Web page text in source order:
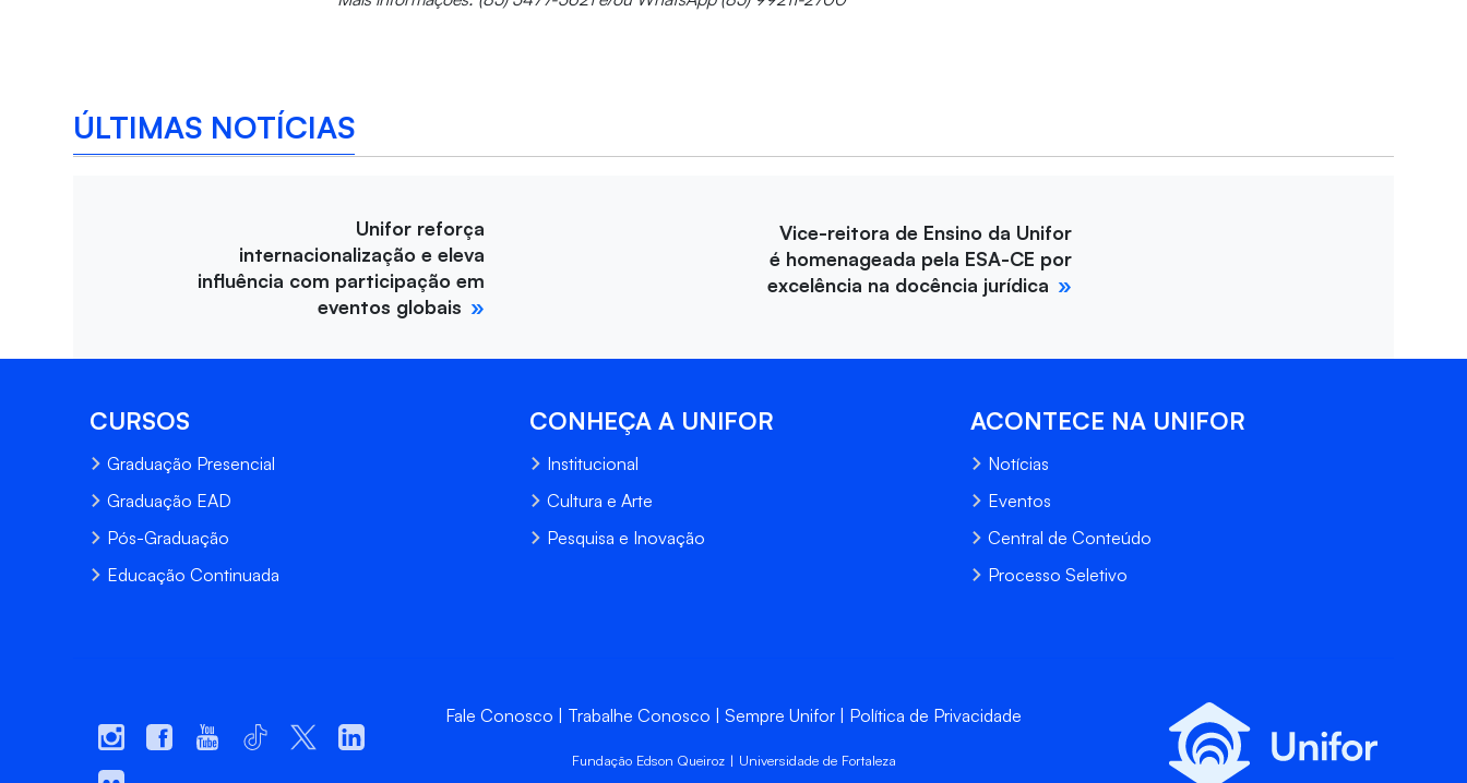
ÚLTIMAS NOTÍCIAS
Unifor reforça
internacionalização e eleva
influência com participação em
eventos globais
Vice-reitora de Ensino da Unifor
é homenageada pela ESA-CE por
excelência na docência jurídica
CURSOS
Graduação Presencial
Graduação EAD
Pós-Graduação
Educação Continuada
CONHEÇA A UNIFOR
Institucional
Cultura e Arte
Pesquisa e Inovação
ACONTECE NA UNIFOR
Notícias
Eventos
Central de Conteúdo
Processo Seletivo
Fale Conosco Trabalhe Conosco Sempre Unifor Política de Privacidade
Fundação Edson Queiroz | Universidade de Fortaleza